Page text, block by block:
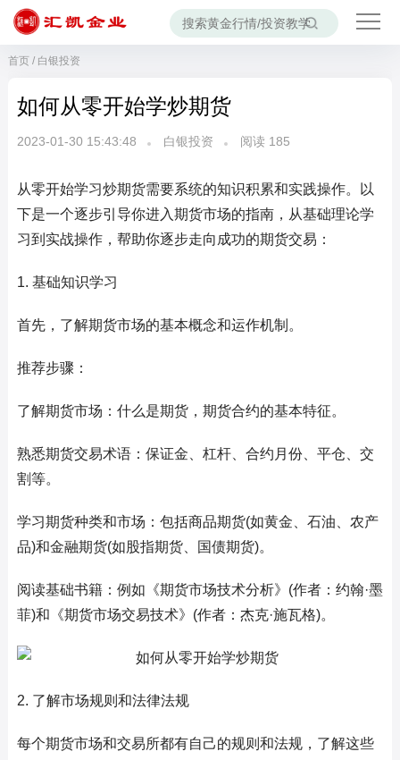
首页/ 白银投资
如何从零开始学炒期货
2023-01-30 15:43:48 白银投资 阅读 185
从零开始学习炒期货需要系统的知识积累和实践操作。以
下是一个逐步引导你进入期货市场的指南，从基础理论学
习到实战操作，帮助你逐步走向成功的期货交易：
1. 基础知识学习
首先，了解期货市场的基本概念和运作机制。
推荐步骤：
了解期货市场：什么是期货，期货合约的基本特征。
熟悉期货交易术语：保证金、杠杆、合约月份、平仓、交
割等。
学习期货种类和市场：包括商品期货(如黄金、石油、农产
品)和金融期货(如股指期货、国债期货)。
阅读基础书籍：例如《期货市场技术分析》(作者：约翰·墨
菲)和《期货市场交易技术》(作者：杰克·施瓦格)。
2. 了解市场规则和法律法规
每个期货市场和交易所都有自己的规则和法规，了解这些